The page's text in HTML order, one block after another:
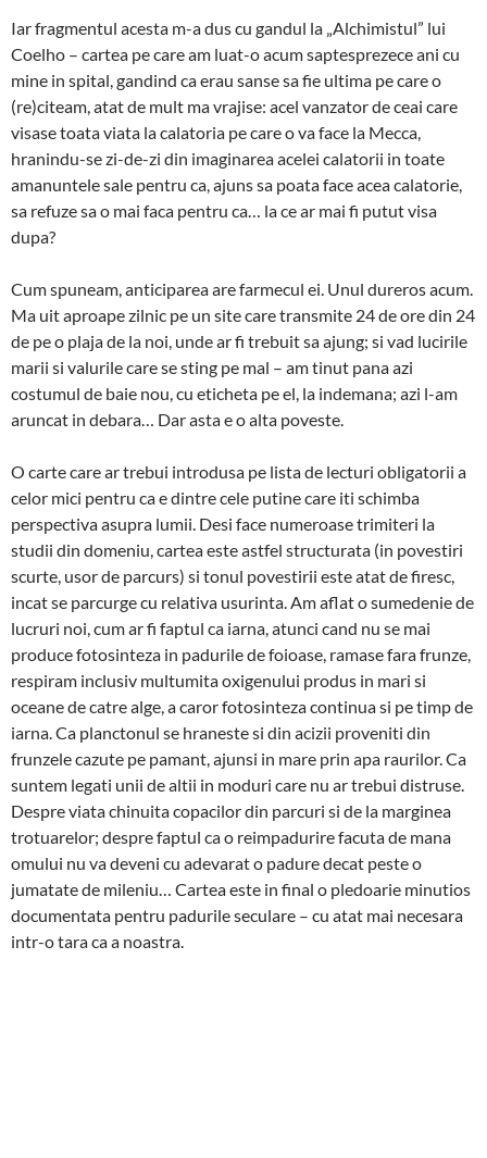
Iar fragmentul acesta m-a dus cu gandul la „Alchimistul” lui
Coelho – cartea pe care am luat-o acum saptesprezece ani cu
mine in spital, gandind ca erau sanse sa fie ultima pe care o
(re)citeam, atat de mult ma vrajise: acel vanzator de ceai care
visase toata viata la calatoria pe care o va face la Mecca,
hranindu-se zi-de-zi din imaginarea acelei calatorii in toate
amanuntele sale pentru ca, ajuns sa poata face acea calatorie,
sa refuze sa o mai faca pentru ca… la ce ar mai fi putut visa
dupa?
Cum spuneam, anticiparea are farmecul ei. Unul dureros acum.
Ma uit aproape zilnic pe un site care transmite 24 de ore din 24
de pe o plaja de la noi, unde ar fi trebuit sa ajung; si vad lucirile
marii si valurile care se sting pe mal – am tinut pana azi
costumul de baie nou, cu eticheta pe el, la indemana; azi l-am
aruncat in debara… Dar asta e o alta poveste.
O carte care ar trebui introdusa pe lista de lecturi obligatorii a
celor mici pentru ca e dintre cele putine care iti schimba
perspectiva asupra lumii. Desi face numeroase trimiteri la
studii din domeniu, cartea este astfel structurata (in povestiri
scurte, usor de parcurs) si tonul povestirii este atat de firesc,
incat se parcurge cu relativa usurinta. Am aflat o sumedenie de
lucruri noi, cum ar fi faptul ca iarna, atunci cand nu se mai
produce fotosinteza in padurile de foioase, ramase fara frunze,
respiram inclusiv multumita oxigenului produs in mari si
oceane de catre alge, a caror fotosinteza continua si pe timp de
iarna. Ca planctonul se hraneste si din acizii proveniti din
frunzele cazute pe pamant, ajunsi in mare prin apa raurilor. Ca
suntem legati unii de altii in moduri care nu ar trebui distruse.
Despre viata chinuita copacilor din parcuri si de la marginea
trotuarelor; despre faptul ca o reimpadurire facuta de mana
omului nu va deveni cu adevarat o padure decat peste o
jumatate de mileniu… Cartea este in final o pledoarie minutios
documentata pentru padurile seculare – cu atat mai necesara
intr-o tara ca a noastra.